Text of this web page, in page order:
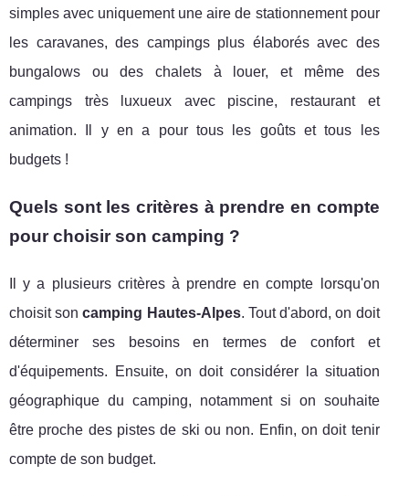
simples avec uniquement une aire de stationnement pour
les caravanes, des campings plus élaborés avec des
bungalows ou des chalets à louer, et même des
campings très luxueux avec piscine, restaurant et
animation. Il y en a pour tous les goûts et tous les
budgets !
Quels sont les critères à prendre en compte
pour choisir son camping ?
Il y a plusieurs critères à prendre en compte lorsqu'on
choisit soncamping Hautes-Alpes. Tout d'abord, on doit
déterminer ses besoins en termes de confort et
d'équipements. Ensuite, on doit considérer la situation
géographique du camping, notamment si on souhaite
être proche des pistes de ski ou non. Enfin, on doit tenir
compte de son budget.